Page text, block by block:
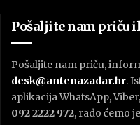
Pošaljite nam priču
Pošaljite nam priču,
desk@antenazadar.hr.
aplikacija WhatsApp,
092 2222 972, rado ćemo